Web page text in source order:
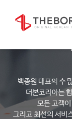
백종원 대표의 수
더본코리아는
모든 고객
그리고 최선의 서비